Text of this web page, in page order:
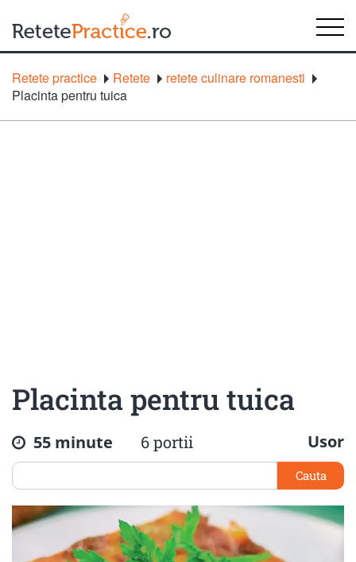
Retete practice Retete
retete culinare romanesti
Placinta pentru tuica
Placinta pentru tuica
55 minute 6 portii Usor
Cauta